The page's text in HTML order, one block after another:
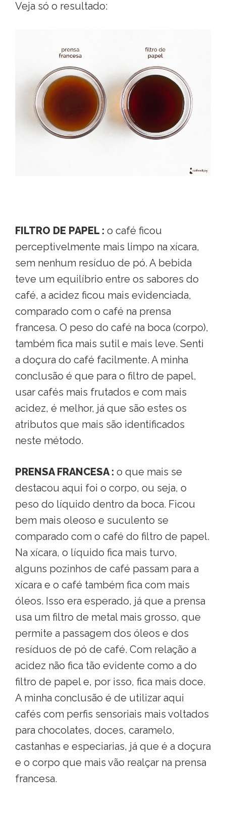
Veja só o resultado:
FILTRO DE PAPEL : o café ficou
perceptivelmente mais limpo na xícara,
sem nenhum resíduo de pó. A bebida
teve um equilíbrio entre os sabores do
café, a acidez ficou mais evidenciada,
comparado com o café na prensa
francesa. O peso do café na boca (corpo),
também fica mais sutil e mais leve. Senti
a doçura do café facilmente. A minha
conclusão é que para o filtro de papel,
usar cafés mais frutados e com mais
acidez, é melhor, já que são estes os
atributos que mais são identificados
neste método.
PRENSA FRANCESA : o que mais se
destacou aqui foi o corpo, ou seja, o
peso do líquido dentro da boca. Ficou
bem mais oleoso e suculento se
comparado com o café do filtro de papel.
Na xícara, o líquido fica mais turvo,
alguns pozinhos de café passam para a
xícara e o café também fica com mais
óleos. Isso era esperado, já que a prensa
usa um filtro de metal mais grosso, que
permite a passagem dos óleos e dos
resíduos de pó de café. Com relação a
acidez não fica tão evidente como a do
filtro de papel e, por isso, fica mais doce.
A minha conclusão é de utilizar aqui
cafés com perfis sensoriais mais voltados
para chocolates, doces, caramelo,
castanhas e especiarias, já que é a doçura
e o corpo que mais vão realçar na prensa
francesa.